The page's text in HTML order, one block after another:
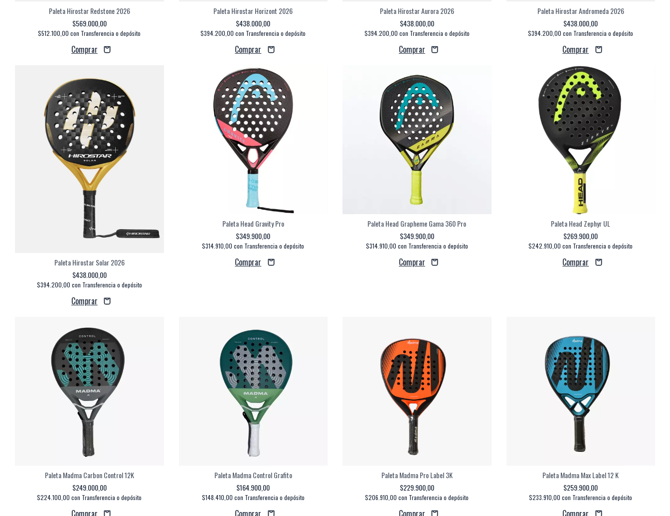
Paleta Hirostar Redstone 2026
$569.000,00
$512.100,00con Transferencia o depósito
Paleta Hirostar Horizont 2026
$438.000,00
$394.200,00con Transferencia o depósito
Paleta Hirostar Aurora 2026
$438.000,00
$394.200,00 con Transferencia o depósito
Paleta Hirostar Andromeda 2026
$438.000,00
$394.200,00con Transferencia o depósito
Paleta Hirostar Solar 2026
$438.000,00
$394.200,00 con Transferencia o depósito
Paleta Head Gravity Pro
$349.900,00
$314.910,00con Transferencia o depósito
Paleta Head Grapheme Gama 360 Pro
$349.900,00
$314.910,00 con Transferencia o depósito
Paleta Head Zephyr UL
$269.900,00
$242.910,00con Transferencia o depósito
Paleta Madma Carbon Control 12K
$249.000,00
$224.100,00con Transferencia o depósito
Paleta Madma Control Grafito
$164.900,00
$148.410,00 con Transferencia o depósito
Paleta Madma Pro Label 3K
$229.900,00
$206.910,00con Transferencia o depósito
Paleta Madma Max Label 12 K
$259.900,00
$233.910,00con Transferencia o depósito